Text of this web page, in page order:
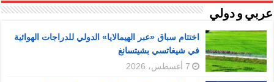
عربي و دولي
اختتام سباق «عبر الهيمالايا» الدولي للدراجات الهوائية
في شيغاتسي بشيتسانغ
7 أغسطس، 2026